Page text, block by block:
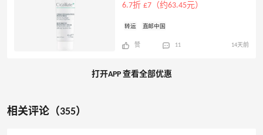
6.7折 £7（约63.45元）
转运 直邮中国
赞 11 14天前
打开APP 查看全部优惠
相关评论（355）